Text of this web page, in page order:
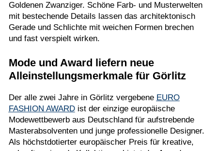
Goldenen Zwanziger. Schöne Farb- und Musterwelten
mit bestechende Details lassen das architektonisch
Gerade und Schlichte mit weichen Formen brechen
und fast verspielt wirken.
Mode und Award liefern neue
Alleinstellungsmerkmale für Görlitz
Der alle zwei Jahre in Görlitz vergebene EURO
FASHION AWARDist der einzige europäische
Modewettbewerb aus Deutschland für aufstrebende
Masterabsolventen und junge professionelle Designer.
Als höchstdotierter europäischer Preis für kreative,